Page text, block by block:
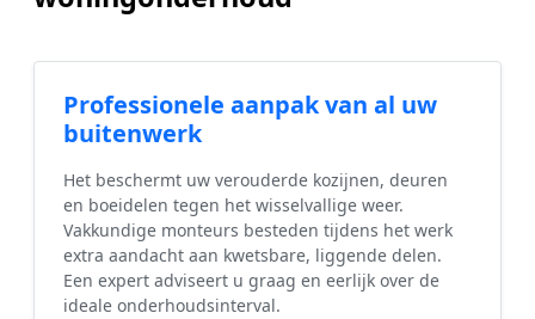
Professionele aanpak van al uw
buitenwerk
Het beschermt uw verouderde kozijnen, deuren
en boeidelen tegen het wisselvallige weer.
Vakkundige monteurs besteden tijdens het werk
extra aandacht aan kwetsbare, liggende delen.
Een expert adviseert u graag en eerlijk over de
ideale onderhoudsinterval.